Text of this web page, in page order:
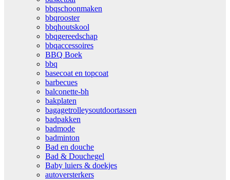
bbqschoonmaken
bbqrooster
bbqhoutskool
bbqgereedschap
bbqaccessoires
BBQ Boek
bbq
basecoat en topcoat
barbecues
balconette-bh
bakplaten
bagagetrolleysoutdoortassen
badpakken
badmode
badminton
Bad en douche
Bad & Douchegel
Baby luiers & doekjes
autoversterkers